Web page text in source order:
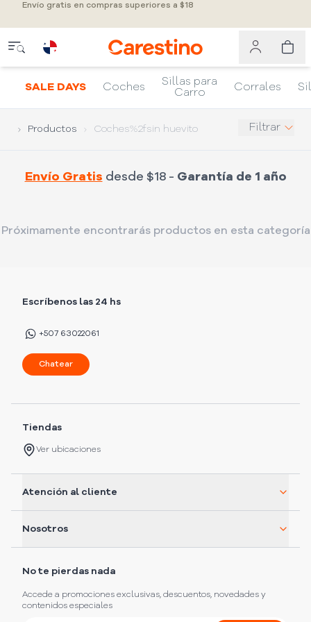
Envío gratis en compras superiores a $18
SALE DAYS Coches
Sillas para
Carro
Corrales
Productos Coches%2fsin huevito Filtrar
Envío Gratis desde $18 - Garantía de 1 año
Próximamente encontrarás productos en esta categoría
Escríbenos las 24 hs
+507 63022061
Chatear
Tiendas
Ver ubicaciones
Atención al cliente
Nosotros
No te pierdas nada
Accede a promociones exclusivas, descuentos, novedades y
contenidos especiales